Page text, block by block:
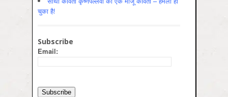
चुका है!
Subscribe
Email: